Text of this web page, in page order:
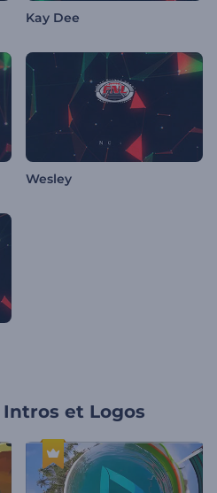
Kay Dee
Wesley
Intros et Logos